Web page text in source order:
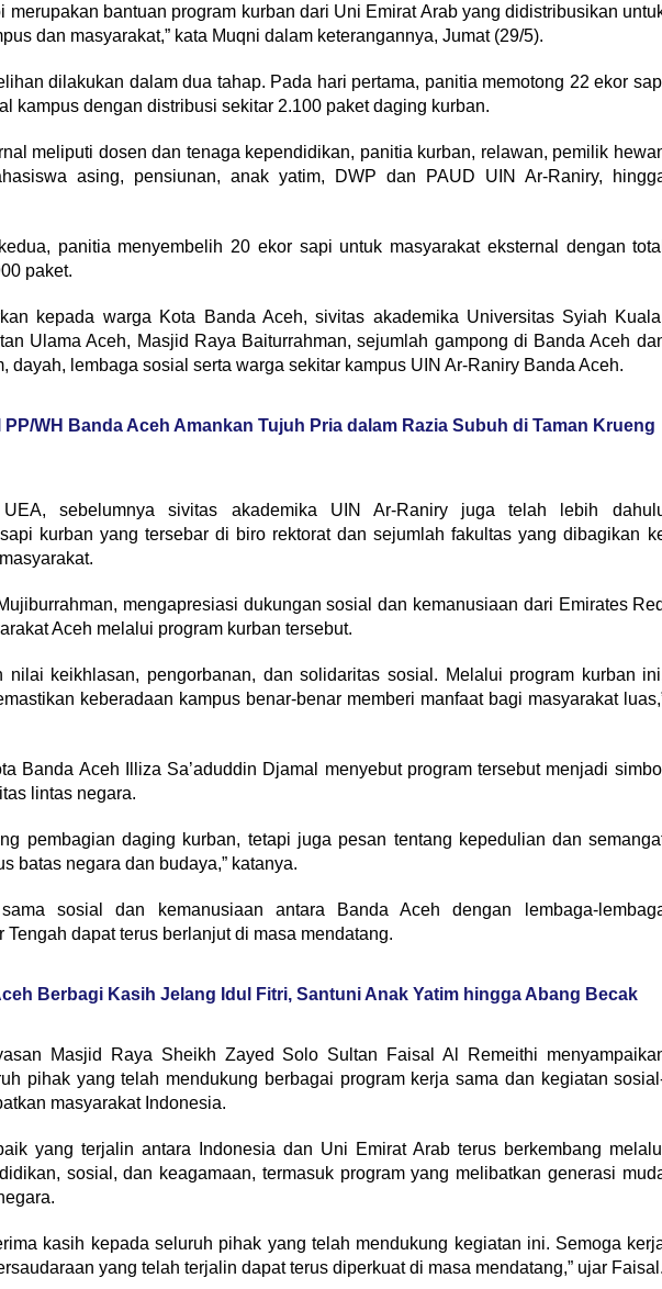
merupakan bantuan program kurban dari Uni Emirat Arab yang didistribusikan
dan masyarakat,” kata Muqni dalam keterangannya, Jumat (29/5).
dilakukan dalam dua tahap. Pada hari pertama, panitia memotong 22 ekor
kampus dengan distribusi sekitar 2.100 paket daging kurban.
meliputi dosen dan tenaga kependidikan, panitia kurban, relawan, pemilik
asing, pensiunan, anak yatim, DWP dan PAUD UIN Ar-Raniry,
panitia menyembelih 20 ekor sapi untuk masyarakat eksternal dengan total
paket.
kepada warga Kota Banda Aceh, sivitas akademika Universitas Syiah
Ulama Aceh, Masjid Raya Baiturrahman, sejumlah gampong di Banda Aceh
dayah, lembaga sosial serta warga sekitar kampus UIN Ar-Raniry Banda Aceh.
PP/WH Banda Aceh Amankan Tujuh Pria dalam Razia Subuh di Taman Krueng
sebelumnya sivitas akademika UIN Ar-Raniry juga telah lebih
kurban yang tersebar di biro rektorat dan sejumlah fakultas yang dibagikan
mengapresiasi dukungan sosial dan kemanusiaan dari Emirates Red
Aceh melalui program kurban tersebut.
nilai keikhlasan, pengorbanan, dan solidaritas sosial. Melalui program kurban
keberadaan kampus benar-benar memberi manfaat bagi masyarakat
Banda Aceh Illiza Sa’aduddin Djamal menyebut program tersebut menjadi simbol
lintas negara.
pembagian daging kurban, tetapi juga pesan tentang kepedulian dan
batas negara dan budaya,” katanya.
sosial dan kemanusiaan antara Banda Aceh dengan lembaga-
Tengah dapat terus berlanjut di masa mendatang.
Berbagi Kasih Jelang Idul Fitri, Santuni Anak Yatim hingga Abang Becak
Masjid Raya Sheikh Zayed Solo Sultan Faisal Al Remeithi
pihak yang telah mendukung berbagai program kerja sama dan kegiatan
masyarakat Indonesia.
yang terjalin antara Indonesia dan Uni Emirat Arab terus berkembang
sosial, dan keagamaan, termasuk program yang melibatkan generasi
kasih kepada seluruh pihak yang telah mendukung kegiatan ini. Semoga
yang telah terjalin dapat terus diperkuat di masa mendatang,” ujar Faisal.